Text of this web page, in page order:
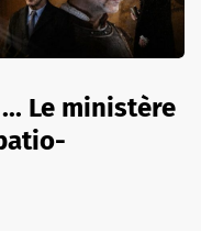
Le ministère